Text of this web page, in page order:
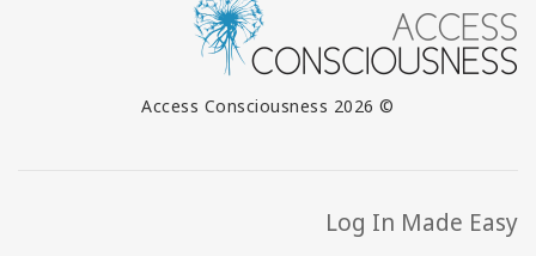
© 2026 Access Consciousness
Log In Made Easy